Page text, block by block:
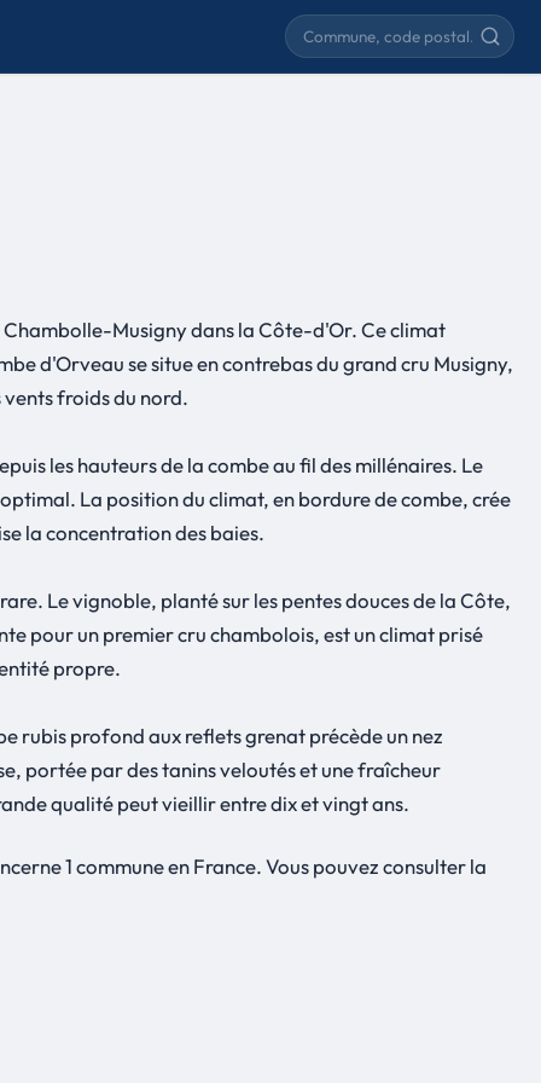
Rechercher une commune
Musigny dans la Côte-d'Or. Ce climat
d'Orveau se situe en contrebas du grand cru Musigny,
froids du nord.
les hauteurs de la combe au fil des millénaires. Le
La position du climat, en bordure de combe, crée
la concentration des baies.
Le vignoble, planté sur les pentes douces de la Côte,
pour un premier cru chambolois, est un climat prisé
propre.
rubis profond aux reflets grenat précède un nez
portée par des tanins veloutés et une fraîcheur
qualité peut vieillir entre dix et vingt ans.
1 commune en France. Vous pouvez consulter la